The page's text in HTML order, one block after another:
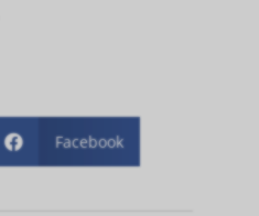
 Facebook